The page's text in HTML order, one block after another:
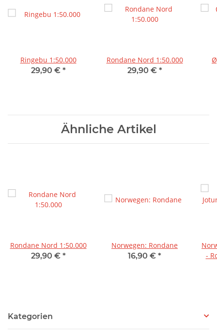
Ringebu 1:50.000
29,90 € *
Rondane Nord 1:50.000
29,90 € *
Ähnliche Artikel
Rondane Nord 1:50.000
29,90 € *
Norwegen: Rondane
16,90 € *
-
Kategorien